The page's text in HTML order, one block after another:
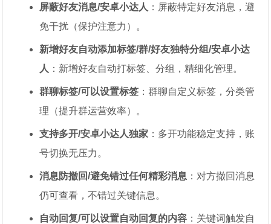
屏蔽好友消息/安卓小达人 ：屏蔽特定好友消息，避
免干扰（保护注意力）。
新增好友自动添加标签/群/好友独特分组/安卓小达
人 ：新增好友自动打标签、分组，精细化管理。
群聊标签/可以设置标签 ：群聊自定义标签，分类管
理（提升群运营效率）。
支持多开/安卓小达人独家 ：多开功能稳定支持，账
号切换无压力。
消息防撤回/避免错过任何精彩消息 ：对方撤回消息
仍可查看，不错过关键信息。
自动回复/可以设置自动回复的内容 ：关键词触发自